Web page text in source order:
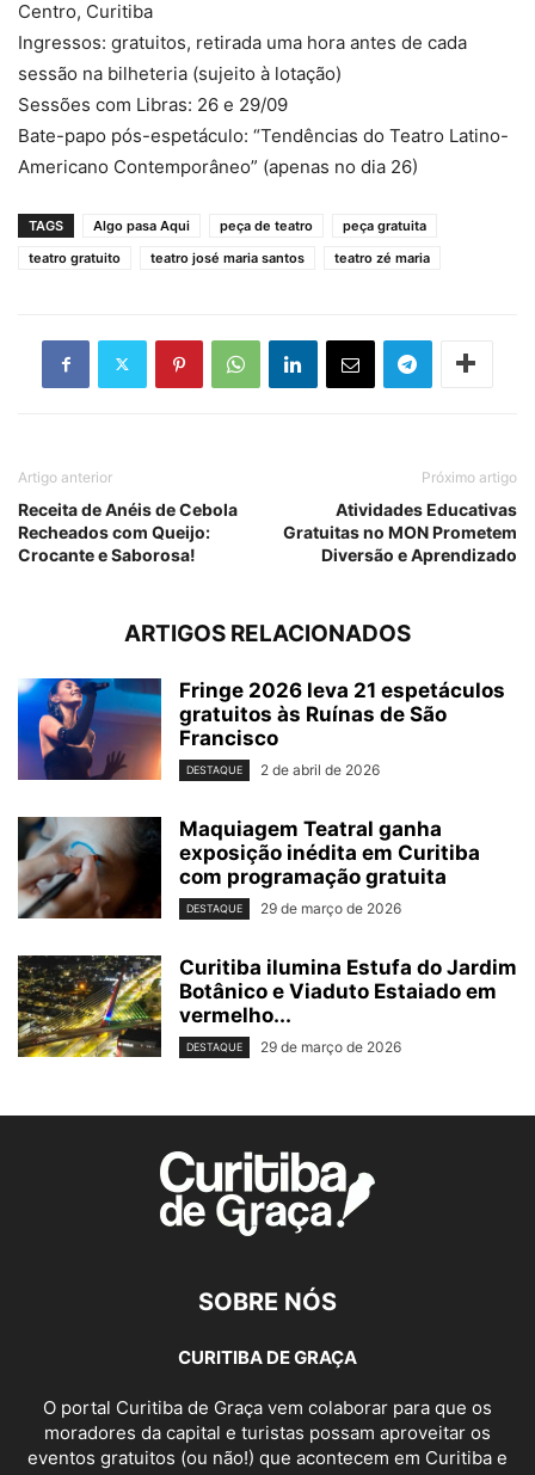
Centro, Curitiba
Ingressos: gratuitos, retirada uma hora antes de cada
sessão na bilheteria (sujeito à lotação)
Sessões com Libras: 26 e 29/09
Bate-papo pós-espetáculo: “Tendências do Teatro Latino-
Americano Contemporâneo” (apenas no dia 26)
TAGS Algo pasa Aqui peça de teatro
peça gratuita
teatro gratuito
teatro josé maria santos teatro zé maria
Artigo anterior
Receita de Anéis de Cebola
Recheados com Queijo:
Crocante e Saborosa!
Próximo artigo
Atividades Educativas
Gratuitas no MON Prometem
Diversão e Aprendizado
ARTIGOS RELACIONADOS
Fringe 2026 leva 21 espetáculos
gratuitos às Ruínas de São
Francisco
DESTAQUE 2 de abril de 2026
Maquiagem Teatral ganha
exposição inédita em Curitiba
com programação gratuita
DESTAQUE 29 de março de 2026
Curitiba ilumina Estufa do Jardim
Botânico e Viaduto Estaiado em
vermelho...
DESTAQUE 29 de março de 2026
SOBRE NÓS
CURITIBA DE GRAÇA
O portal Curitiba de Graça vem colaborar para que os
moradores da capital e turistas possam aproveitar os
eventos gratuitos (ou não!) que acontecem em Curitiba e